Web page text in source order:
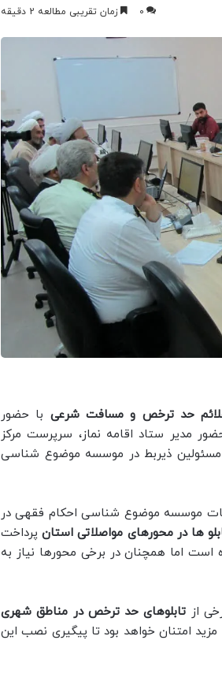
0 زمان تقریبی مطالعه 2 دقیقه
حد ترخص و مسافت شرعی با حضور
مدیر ستاد اقامه نماز، سرپرست مرکز
مسئولین ذیربط در موسسه موضوع شناسی
موسسه موضوع شناسی احکام فقهی در
ها در محورهای مواصلاتی استانپرداخت
است اما همچنان در برخی محورها نیاز به
از تابلوهای حد ترخص در مناطق شهری
امتنان خواهد بود تا پیگیری نصب این